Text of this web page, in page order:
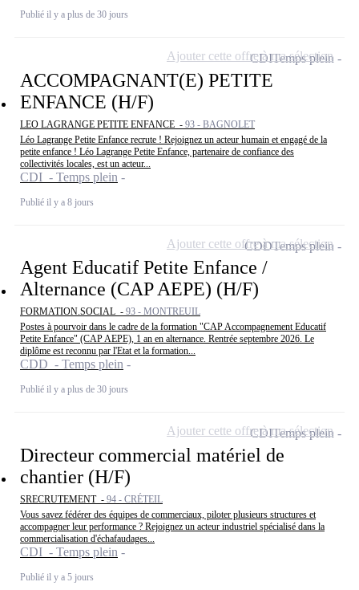
Publié il y a plus de 30 jours
ACCOMPAGNANT(E) PETITE
ENFANCE (H/F)
LEO LAGRANGE PETITE ENFANCE - 93 - BAGNOLET
Léo Lagrange Petite Enfance recrute ! Rejoignez un acteur humain et engagé de la
petite enfance ! Léo Lagrange Petite Enfance, partenaire de confiance des
collectivités locales, est un acteur...
CDI - Temps plein
Publié il y a 8 jours
CDITemps plein
Ajouter cette offre à ma sélection
Agent Educatif Petite Enfance /
Alternance (CAP AEPE) (H/F)
FORMATION.SOCIAL - 93 - MONTREUIL
Postes à pourvoir dans le cadre de la formation "CAP Accompagnement Educatif
Petite Enfance" (CAP AEPE), 1 an en alternance. Rentrée septembre 2026. Le
diplôme est reconnu par l'Etat et la formation...
CDD - Temps plein
Publié il y a plus de 30 jours
CDDTemps plein
Ajouter cette offre à ma sélection
Directeur commercial matériel de
chantier (H/F)
SRECRUTEMENT - 94 - CRÉTEIL
Vous savez fédérer des équipes de commerciaux, piloter plusieurs structures et
accompagner leur performance ? Rejoignez un acteur industriel spécialisé dans la
commercialisation d'échafaudages...
CDI - Temps plein
Publié il y a 5 jours
CDITemps plein
Ajouter cette offre à ma sélection